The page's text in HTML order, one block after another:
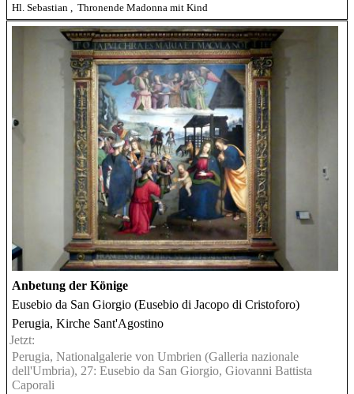
Hl. Sebastian
Thronende Madonna mit Kind
Anbetung der Könige
Eusebio da San Giorgio (Eusebio di Jacopo di Cristoforo)
Perugia, Kirche Sant'Agostino
Jetzt:
Perugia, Nationalgalerie von Umbrien (Galleria nazionale
dell'Umbria), 27: Eusebio da San Giorgio, Giovanni Battista
Caporali